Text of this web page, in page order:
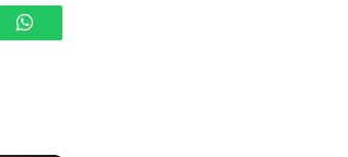
WhatsApp